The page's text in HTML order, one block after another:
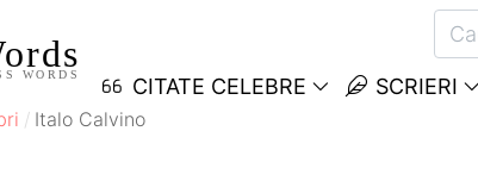
WORDS CITATE CELEBRE SCRIERI
Italo Calvino